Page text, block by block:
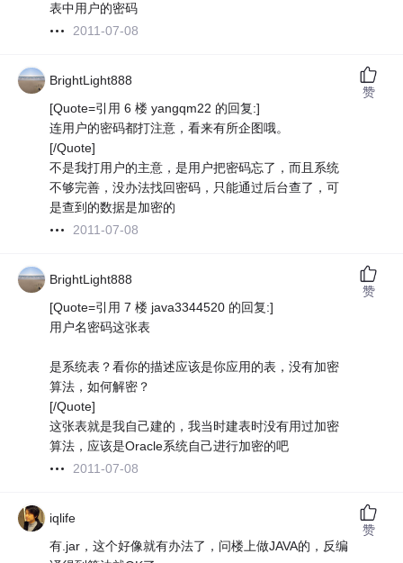
表中用户的密码
2011-07-08
BrightLight888
[Quote=引用 6 楼 yangqm22 的回复:]
连用户的密码都打注意，看来有所企图哦。
[/Quote]
不是我打用户的主意，是用户把密码忘了，而且系统
不够完善，没办法找回密码，只能通过后台查了，可
是查到的数据是加密的
2011-07-08
赞
BrightLight888
[Quote=引用 7 楼 java3344520 的回复:]
用户名密码这张表
是系统表？看你的描述应该是你应用的表，没有加密
算法，如何解密？
[/Quote]
这张表就是我自己建的，我当时建表时没有用过加密
算法，应该是Oracle系统自己进行加密的吧
2011-07-08
赞
iqlife
有.jar，这个好像就有办法了，问楼上做JAVA的，反编
赞